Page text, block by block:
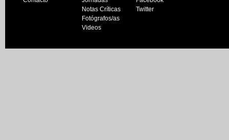
Notas Críticas
Fotógrafos/as
Videos
Twitter